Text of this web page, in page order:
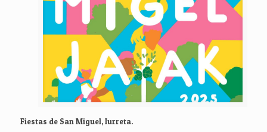
Fiestas de San Miguel, Iurreta.